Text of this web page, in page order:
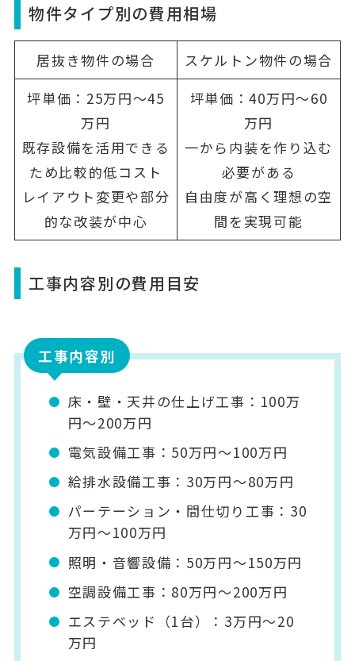
物件タイプ別の費用相場
居抜き物件の場合
スケルトン物件の場合
坪単価：25万円～45
万円
既存設備を活用できる
ため比較的低コスト
レイアウト変更や部分
的な改装が中心
坪単価：40万円～60
万円
一から内装を作り込む
必要がある
自由度が高く理想の空
間を実現可能
工事内容別の費用目安
工事内容別
床・壁・天井の仕上げ工事：100万
円～200万円
電気設備工事：50万円～100万円
給排水設備工事：30万円～80万円
パーテーション・間仕切り工事：30
万円～100万円
照明・音響設備：50万円～150万円
空調設備工事：80万円～200万円
エステベッド（1台）：3万円～20
万円